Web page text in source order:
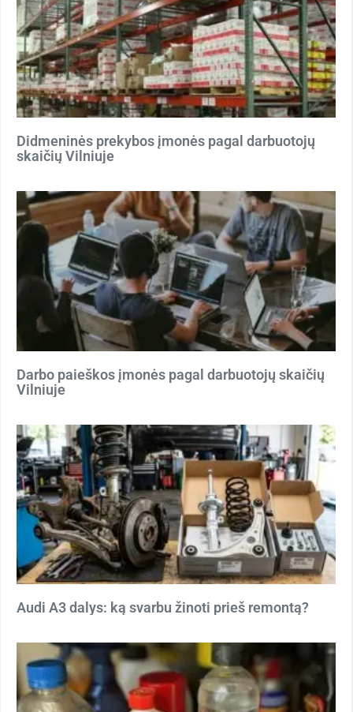
Didmeninės prekybos įmonės pagal darbuotojų
skaičių Vilniuje
Darbo paieškos įmonės pagal darbuotojų skaičių
Vilniuje
Audi A3 dalys: ką svarbu žinoti prieš remontą?